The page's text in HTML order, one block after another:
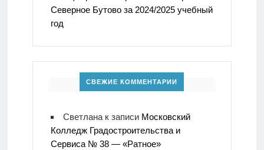
Северное Бутово за 2024/2025 учебный
год
СВЕЖИЕ КОММЕНТАРИИ
Светланак записи Московский
Колледж Градостроительства и
Сервиса № 38 — «Ратное»